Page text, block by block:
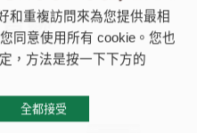
歡
和重複訪問來為您提供最相
同意使用所有 cookie。您也
，方法是按一下下方的
全都接受